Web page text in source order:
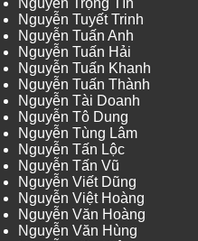
Nguyễn Trọng Tín
Nguyễn Tuyết Trinh
Nguyễn Tuấn Anh
Nguyễn Tuấn Hải
Nguyễn Tuấn Khanh
Nguyễn Tuấn Thành
Nguyễn Tài Doanh
Nguyễn Tô Dung
Nguyễn Tùng Lâm
Nguyễn Tấn Lộc
Nguyễn Tấn Vũ
Nguyễn Viết Dũng
Nguyễn Việt Hoàng
Nguyễn Văn Hoàng
Nguyễn Văn Hùng